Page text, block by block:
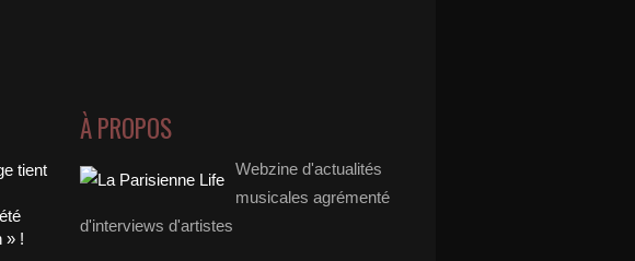
À PROPOS
Webzine d'actualités
musicales agrémenté
d'interviews d'artistes